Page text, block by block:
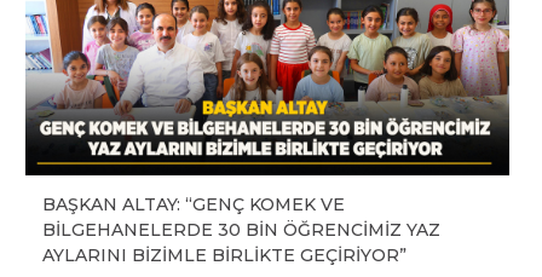
BAŞKAN ALTAY: “GENÇ KOMEK VE
BİLGEHANELERDE 30 BİN ÖĞRENCİMİZ YAZ
AYLARINI BİZİMLE BİRLİKTE GEÇİRİYOR”